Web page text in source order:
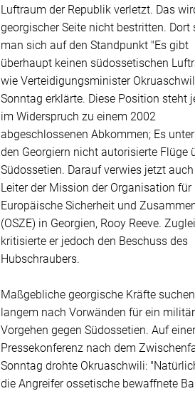
Luftraum der Republik verletzt. Das
georgischer Seite nicht bestritten. Dort
man sich auf den Standpunkt "Es gibt
überhaupt keinen südossetischen
wie Verteidigungsminister
Sonntag erklärte. Diese Position steht
im Widerspruch zu einem 2002
abgeschlossenen Abkommen; Es
den Georgiern nicht autorisierte Flüge
Südossetien. Darauf verwies jetzt
Leiter der Mission der Organisation für
Europäische Sicherheit und
(OSZE) in Georgien, Rooy Reeve.
kritisierte er jedoch den Beschuss des
Hubschraubers.
Maßgebliche georgische Kräfte
langem nach Vorwänden für ein
Vorgehen gegen Südossetien. Auf einer
Pressekonferenz nach dem
Sonntag drohte Okruaschwili:
die Angreifer ossetische bewaffnete